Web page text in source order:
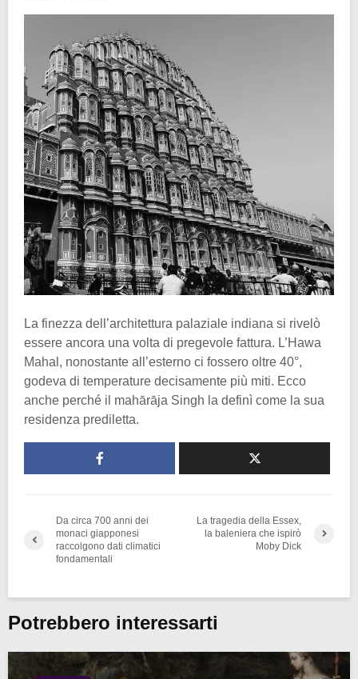
La finezza dell’architettura palaziale indiana si rivelò
essere ancora una volta di pregevole fattura. L’Hawa
Mahal, nonostante all’esterno ci fossero oltre 40°,
godeva di temperature decisamente più miti. Ecco
anche perché il mahārāja Singh la definì come la sua
residenza prediletta.
Da circa 700 anni dei
monaci giapponesi
raccolgono dati climatici
fondamentali
La tragedia della Essex,
la baleniera che ispirò
Moby Dick
Potrebbero interessarti